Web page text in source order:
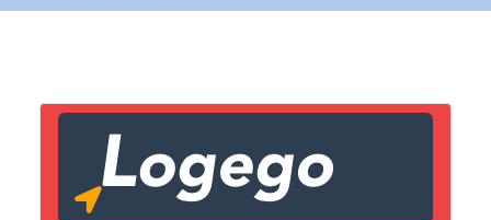
X Fermer
Lien vers inscription (sera inclus dans courriel)